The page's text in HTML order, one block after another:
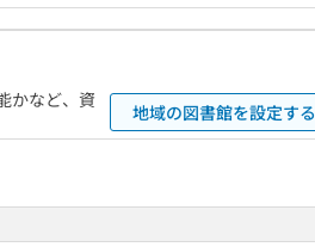
かなど、資
地域の図書館を設定する